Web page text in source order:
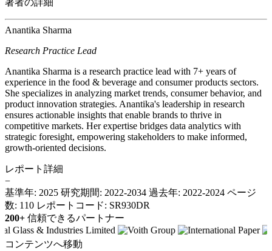
著者の詳細
Anantika Sharma
Research Practice Lead
Anantika Sharma is a research practice lead with 7+ years of
experience in the food & beverage and consumer products sectors.
She specializes in analyzing market trends, consumer behavior, and
product innovation strategies. Anantika's leadership in research
ensures actionable insights that enable brands to thrive in
competitive markets. Her expertise bridges data analytics with
strategic foresight, empowering stakeholders to make informed,
growth-oriented decisions.
レポート詳細
−
基準年: 2025 研究期間: 2022-2034 過去年: 2022-2024 ページ
数: 110 レポートコード: SR930DR
200+ 信頼できるパートナー
コンテンツへ移動